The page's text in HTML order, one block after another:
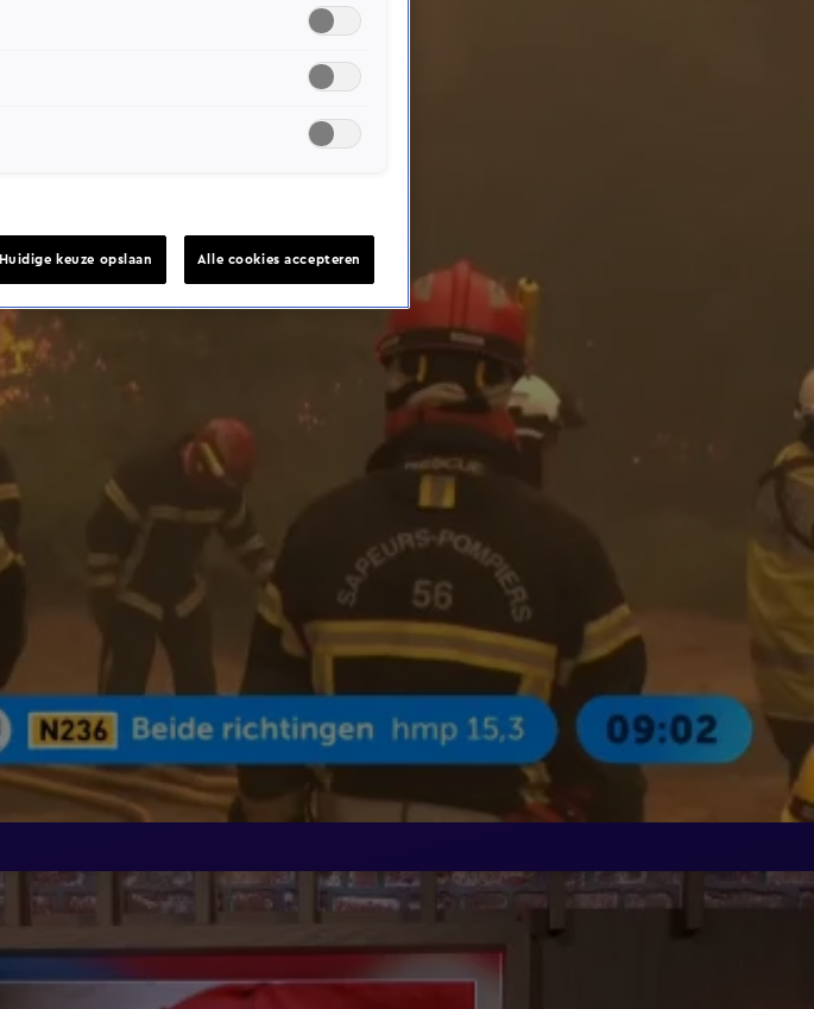
Huidige keuze opslaan Alle cookies accepteren